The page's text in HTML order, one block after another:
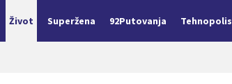
Život Superžena 92Putovanja Tehnopolis